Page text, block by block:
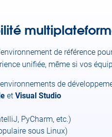
de référence
unifiée, même si vos
de
etVisual Studio
PyCharm, etc.)
sous Linux)